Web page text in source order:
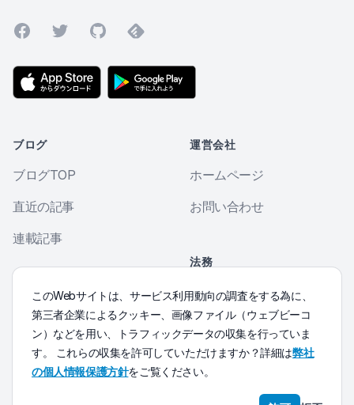
FacebookTwitterGitHubFeedly
ブログ
ブログTOP
直近の記事
連載記事
その他
Morse符号練習
運営会社
ホームページ
お問い合わせ
法務
個人情報保護方針
このWebサイトは、サービス利用動向の調査をする為に、
第三者企業によるクッキー、画像ファイル（ウェブビーコ
ン）などを用い、トラフィックデータの収集を行っていま
す。 これらの収集を許可していただけますか？詳細は弊社
の個人情報保護方針をご覧ください。